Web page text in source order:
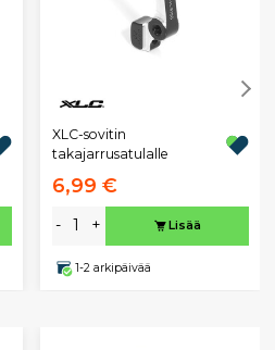
XLC-sovitin
takajarrusatulalle
6,99 €
- + Lisää
1-2 arkipäivää